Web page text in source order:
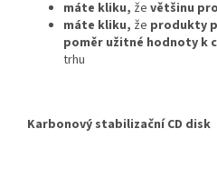
máte kliku, že většinu
máte kliku, že produkty
poměr užitné hodnoty k
trhu
Karbonový stabilizační CD disk